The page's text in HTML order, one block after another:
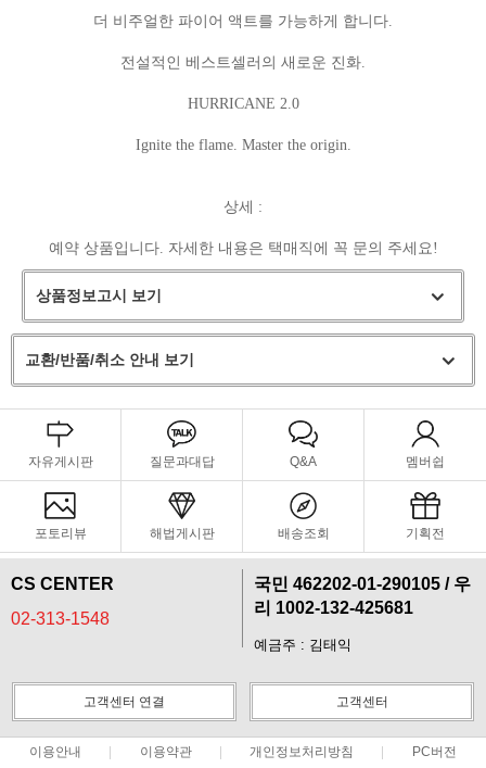
더 비주얼한 파이어 액트를 가능하게 합니다.
전설적인 베스트셀러의 새로운 진화.
HURRICANE 2.0
Ignite the flame. Master the origin.
상세 :
예약 상품입니다. 자세한 내용은 택매직에 꼭 문의 주세요!
상품정보고시 보기
교환/반품/취소 안내 보기
자유게시판 질문과대답 Q&A 멤버쉽
포토리뷰 해법게시판 배송조회 기획전
CS CENTER
02-313-1548
국민 462202-01-290105 / 우
리 1002-132-425681
예금주 : 김태익
고객센터 연결 고객센터
이용안내 이용약관 개인정보처리방침 PC버전